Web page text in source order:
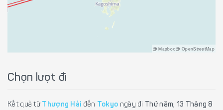
@ Mapbox @ OpenStreetMap
Chọn lượt đi
Kết quả từ Thượng Hải đến Tokyo ngày đi
Thứ năm, 13 Tháng 8